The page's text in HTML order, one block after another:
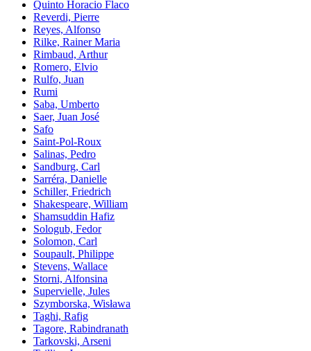
Quinto Horacio Flaco
Reverdi, Pierre
Reyes, Alfonso
Rilke, Rainer Maria
Rimbaud, Arthur
Romero, Elvio
Rulfo, Juan
Rumi
Saba, Umberto
Saer, Juan José
Safo
Saint-Pol-Roux
Salinas, Pedro
Sandburg, Carl
Sarréra, Danielle
Schiller, Friedrich
Shakespeare, William
Shamsuddin Hafiz
Sologub, Fedor
Solomon, Carl
Soupault, Philippe
Stevens, Wallace
Storni, Alfonsina
Supervielle, Jules
Szymborska, Wisława
Taghi, Rafig
Tagore, Rabindranath
Tarkovski, Arseni